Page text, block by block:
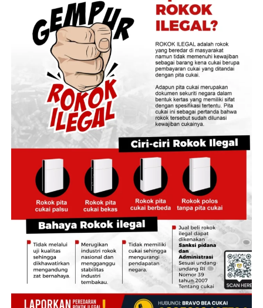
pendapatan petani lokal.
Direktur Pengadaan Bulog RI, Prihasto Setyanto,
menyampaikan bahwa tingginya angka penyerapan
gabah di kawasan lumbung pangan ini menunjukkan
kuatnya koordinasi antarinstansi di daerah.
“Capaian ini menjadi bukti sinergi yang baik antara
Bulog, Pemerintah Kabupaten Jember, dan seluruh
pemangku kepentingan dalam mendukung
kesejahteraan petani sekaligus menjaga ketersediaan
stok pangan,” kata Prihasto.
Masuknya pasokan gabah ke gudang-gudang Bulog
secara masif dinilai efektif mencegah penurunan harga
gabah kering panen di tingkat petani yang kerap terjadi
saat pasokan melimpah.
Merespons paparan tersebut, Bupati Jember
Muhammad Fawait menegaskan bahwa kepastian pasar
bagi hasil tani warga menjadi prioritas pemerintah
daerah dalam menjaga pilar ekonomi perdesaan.